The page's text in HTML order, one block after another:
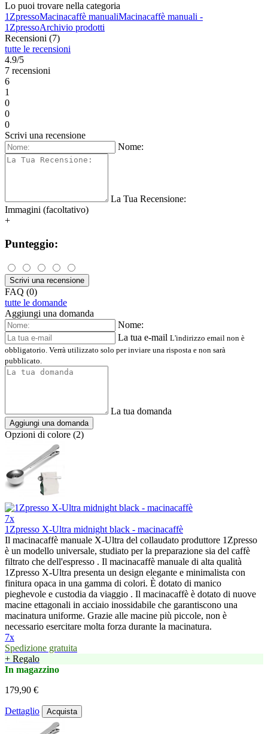
Lo puoi trovare nella categoria
1ZpressoMacinacaffè manualiMacinacaffè manuali -
1ZpressoArchivio prodotti
Recensioni (7)
tutte le recensioni
4.9/5
7 recensioni
6
1
0
0
0
Scrivi una recensione
Nome:
La Tua Recensione:
Immagini (facoltativo)
+
Punteggio:
Scrivi una recensione
FAQ (0)
tutte le domande
Aggiungi una domanda
Nome:
La tua e-mail L'indirizzo email non è
obbligatorio. Verrà utilizzato solo per inviare una risposta e non sarà
pubblicato.
La tua domanda
Aggiungi una domanda
Opzioni di colore (2)
7x
1Zpresso X-Ultra midnight black - macinacaffè
Il macinacaffè manuale X-Ultra del collaudato produttore 1Zpresso
è un modello universale, studiato per la preparazione sia del caffè
filtrato che dell'espresso . Il macinacaffè manuale di alta qualità
1Zpresso X-Ultra presenta un design elegante e minimalista con
finitura opaca in una gamma di colori. È dotato di manico
pieghevole e custodia da viaggio . Il macinacaffè è dotato di nuove
macine ettagonali in acciaio inossidabile che garantiscono una
macinatura uniforme. Grazie alle macine più piccole, non è
necessario esercitare molta forza durante la macinatura.
7x
Spedizione gratuita
+ Regalo
In magazzino
179,90 €
Dettaglio Acquista